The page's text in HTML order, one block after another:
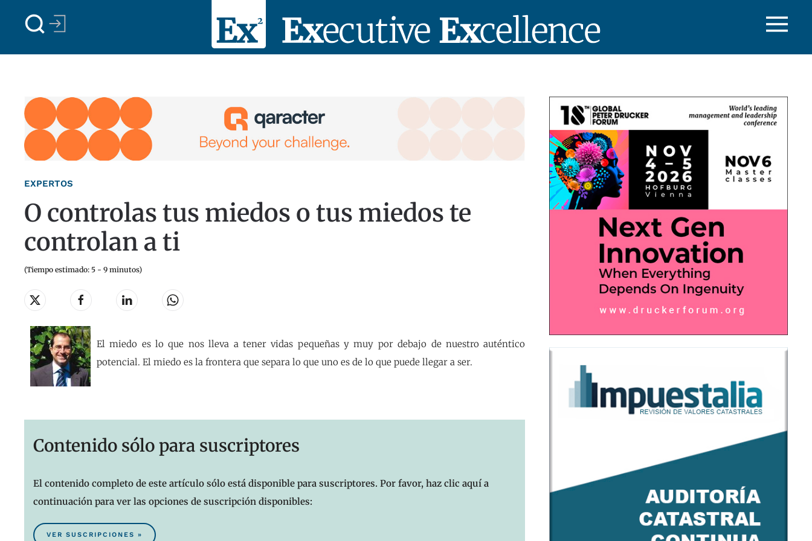
Skip to main content
EXPERTOS
O controlas tus miedos o tus miedos te
controlan a ti
(Tiempo estimado: 5 - 9 minutos)
El miedo es lo que nos lleva a tener vidas pequeñas y muy por debajo de nuestro auténtico
potencial. El miedo es la frontera que separa lo que uno es de lo que puede llegar a ser.
Contenido sólo para suscriptores
El contenido completo de este artículo sólo está disponible para suscriptores. Por favor, haz clic aquí a
continuación para ver las opciones de suscripción disponibles:
VER SUSCRIPCIONES »